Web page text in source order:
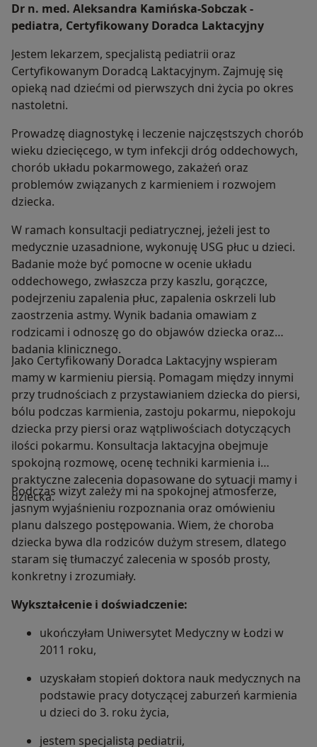
Dr n. med. Aleksandra Kamińska-Sobczak -
pediatra, Certyfikowany Doradca Laktacyjny
Jestem lekarzem, specjalistą pediatrii oraz
Certyfikowanym Doradcą Laktacyjnym. Zajmuję się
opieką nad dziećmi od pierwszych dni życia po okres
nastoletni.
Prowadzę diagnostykę i leczenie najczęstszych chorób
wieku dziecięcego, w tym infekcji dróg oddechowych,
chorób układu pokarmowego, zakażeń oraz
problemów związanych z karmieniem i rozwojem
dziecka.
W ramach konsultacji pediatrycznej, jeżeli jest to
medycznie uzasadnione, wykonuję USG płuc u dzieci.
Badanie może być pomocne w ocenie układu
oddechowego, zwłaszcza przy kaszlu, gorączce,
podejrzeniu zapalenia płuc, zapalenia oskrzeli lub
zaostrzenia astmy. Wynik badania omawiam z
rodzicami i odnoszę go do objawów dziecka oraz
badania klinicznego.
Jako Certyfikowany Doradca Laktacyjny wspieram
mamy w karmieniu piersią. Pomagam między innymi
przy trudnościach z przystawianiem dziecka do piersi,
bólu podczas karmienia, zastoju pokarmu, niepokoju
dziecka przy piersi oraz wątpliwościach dotyczących
ilości pokarmu. Konsultacja laktacyjna obejmuje
spokojną rozmowę, ocenę techniki karmienia i
praktyczne zalecenia dopasowane do sytuacji mamy i
dziecka.
Podczas wizyt zależy mi na spokojnej atmosferze,
jasnym wyjaśnieniu rozpoznania oraz omówieniu
planu dalszego postępowania. Wiem, że choroba
dziecka bywa dla rodziców dużym stresem, dlatego
staram się tłumaczyć zalecenia w sposób prosty,
konkretny i zrozumiały.
Wykształcenie i doświadczenie:
ukończyłam Uniwersytet Medyczny w Łodzi w
2011 roku,
uzyskałam stopień doktora nauk medycznych na
podstawie pracy dotyczącej zaburzeń karmienia
u dzieci do 3. roku życia,
jestem specjalistą pediatrii,